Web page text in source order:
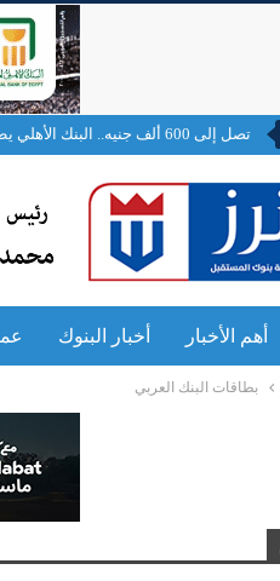
تصل إلى 600 ألف جنيه.. البنك الأهلي يطلق حملة جوائز لحاملي بطاقات الائتمان والخصم المباشر
أهم الأخبار أخبار البنوك
بطاقات البنك العربي